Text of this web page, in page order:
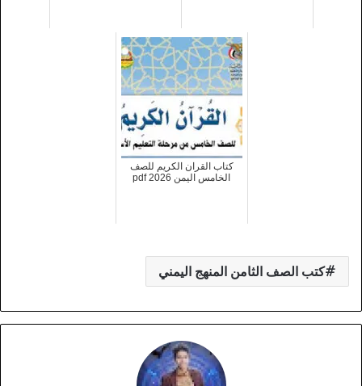
كتاب القران الكريم للصف
الخامس اليمن 2026 pdf
كتب الصف الثامن المنهج اليمني